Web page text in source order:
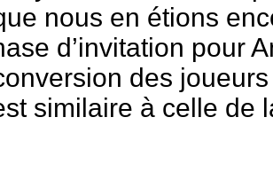
nous en étions
d’invitation pour
des
similaire à celle de